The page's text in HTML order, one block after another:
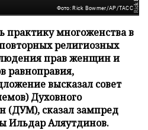
Фото: Rick Bowmer/AP/ТАСС
практику многоженства в
религиозных
прав женщин и
равноправия,
высказал совет
Духовного
(ДУМ), сказал зампред
Ильдар Аляутдинов.